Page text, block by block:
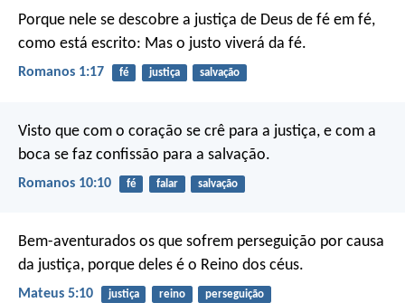
Porque nele se descobre a justiça de Deus de fé em fé,
como está escrito: Mas o justo viverá da fé.
Romanos 1:17 fé justiça salvação
Visto que com o coração se crê para a justiça, e com a
boca se faz confissão para a salvação.
Romanos 10:10 fé falar salvação
Bem-aventurados os que sofrem perseguição por causa
da justiça, porque deles é o Reino dos céus.
Mateus 5:10 justiça reino perseguição